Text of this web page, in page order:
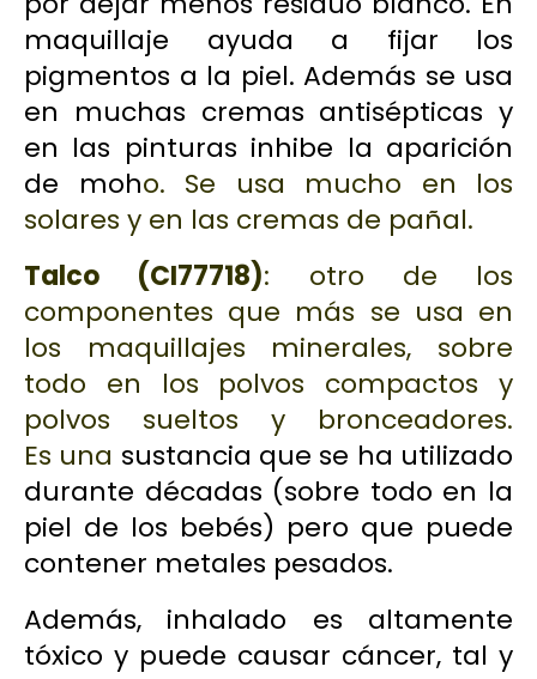
maquillaje ayuda a fijar los
pigmentos a la piel. Además se usa
en muchas cremas antisépticas y
en las pinturas inhibe la aparición
de moho. Se usa mucho en los
solares y en las cremas de pañal.
Talco (CI77718): otro de los
componentes que más se usa en
los maquillajes minerales, sobre
todo en los polvos compactos y
polvos sueltos y bronceadores.
Es una sustancia que se ha utilizado
durante décadas (sobre todo en la
piel de los bebés) pero que puede
contener metales pesados.
Además, inhalado es altamente
tóxico y puede causar cáncer, tal y